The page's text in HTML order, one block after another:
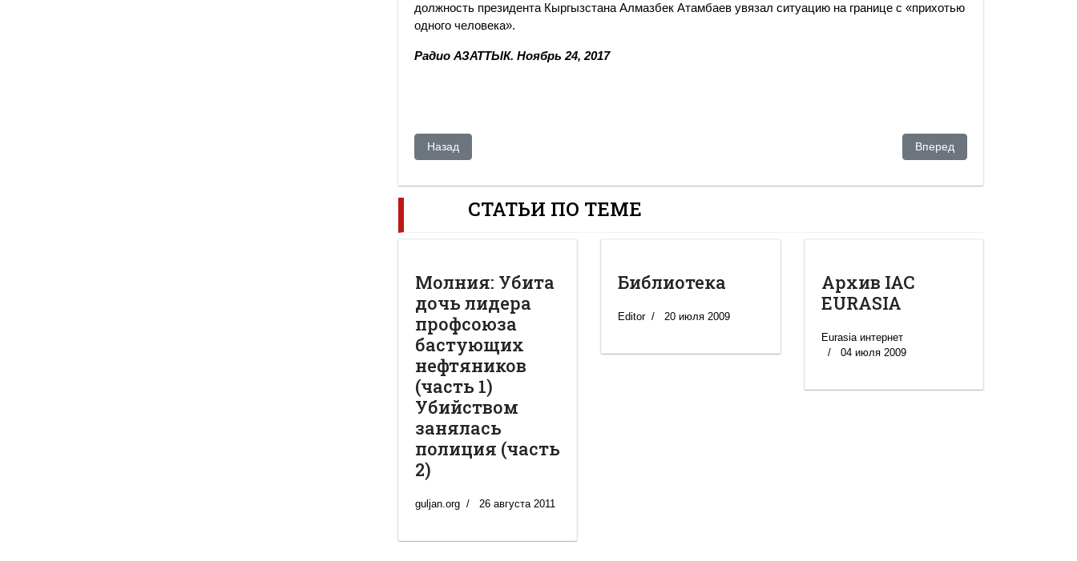
должность президента Кыргызстана Алмазбек Атамбаев увязал ситуацию на границе с «прихотью
одного человека».
Радио АЗАТТЫК. Ноябрь 24, 2017
Предыдущий: Эксперт: Мирзияев будет собирать собственную команду олигархов
Назад Следующий: Споры о воде
Вперед
СТАТЬИ ПО ТЕМЕ
Молния: Убита
дочь лидера
профсоюза
бастующих
нефтяников
(часть 1)
Убийством
занялась
полиция (часть
2)
guljan.org 26 августа 2011
Библиотека
Editor 20 июля 2009
Архив IAC
EURASIA
Eurasia интернет
04 июля 2009